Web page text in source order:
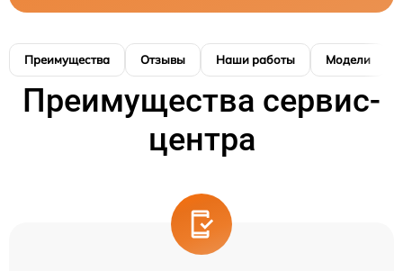
Преимущества Отзывы Наши работы Модели
Преимущества сервис-
центра